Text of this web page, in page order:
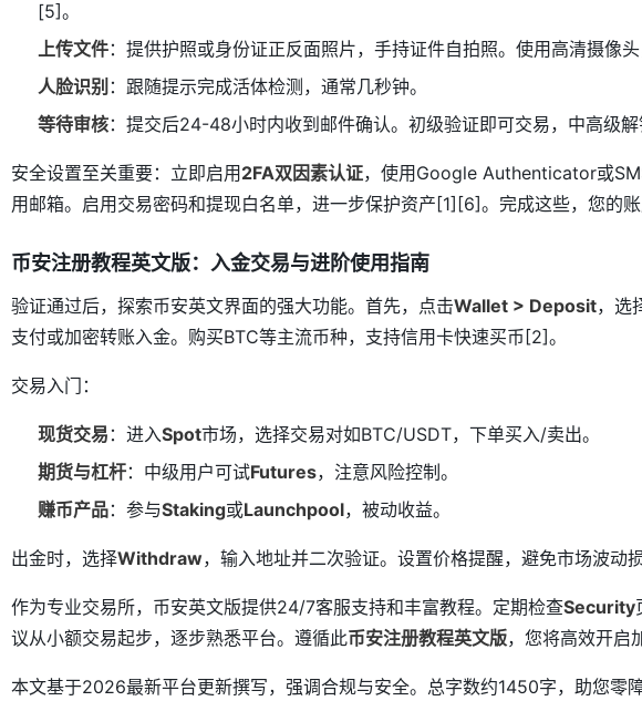
[5]。
上传文件：提供护照或身份证正反面照片，手持证件自拍照。使用高清摄像
人脸识别 ：跟随提示完成活体检测，通常几秒钟。
等待审核：提交后24-48小时内收到邮件确认。初级验证即可交易，中高级解
安全设置至关重要：立即启用 2FA双因素认证，使用Google Authenticator或
用邮箱。启用交易密码和提现白名单，进一步保护资产[1][6]。完成这些，您的账
币安注册教程英文版：入金交易与进阶使用指南
验证通过后，探索币安英文界面的强大功能。首先，点击Wallet > Deposit，选
支付或加密转账入金。购买BTC等主流币种，支持信用卡快速买币[2]。
交易入门：
现货交易 ：进入Spot市场，选择交易对如BTC/USDT，下单买入/卖出。
期货与杠杆：中级用户可试Futures，注意风险控制。
赚币产品：参与Staking或Launchpool，被动收益。
出金时，选择Withdraw，输入地址并二次验证。设置价格提醒，避免市场波动损
作为专业交易所，币安英文版提供24/7客服支持和丰富教程。定期检查Security
议从小额交易起步，逐步熟悉平台。遵循此币安注册教程英文版，您将高效开启
本文基于2026最新平台更新撰写，强调合规与安全。总字数约1450字，助您零障